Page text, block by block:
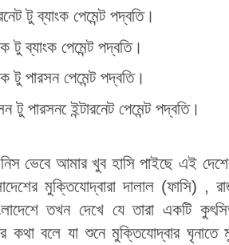
টু ব্যাংক পেমেন্ট পদ্বতি।
টু ব্যাংক পেমেন্ট পদ্বতি।
টু পারসন পেমেন্ট পদ্বতি।
টু পারসন েইন্টারনেট পেমেন্ট পদ্বতি।
ভেবে আমার খুব হাসি পাইছে এই
মুক্তিযোদ্বারা দালাল (ফাসি) ,
তখন দেখে যে তারা একটি
কথা বলে যা শুনে মুক্তিযোদ্বার ঘৃনাতে